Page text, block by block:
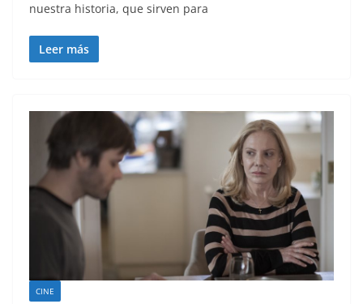
nuestra historia, que sirven para
Leer más
CINE